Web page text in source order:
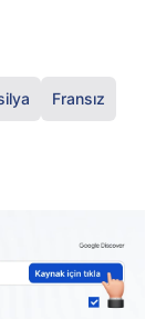
Fransız